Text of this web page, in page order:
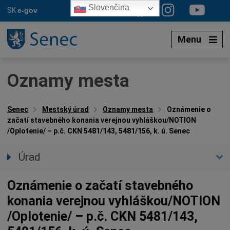
SKe-gov
Menu
Oznamy mesta
Senec Mestský úrad Oznamy mesta
Oznámenie o
začatí stavebného konania verejnou vyhláškou/NOTION
/Oplotenie/ – p.č. CKN 5481/143, 5481/156, k. ú. Senec
Úrad
Úradné hodiny
Úradné sekcie
Oznamy mesta
Oznámenie o začatí stavebného
konania verejnou vyhláškou/NOTION
/Oplotenie/ – p.č. CKN 5481/143,
Slovenčina